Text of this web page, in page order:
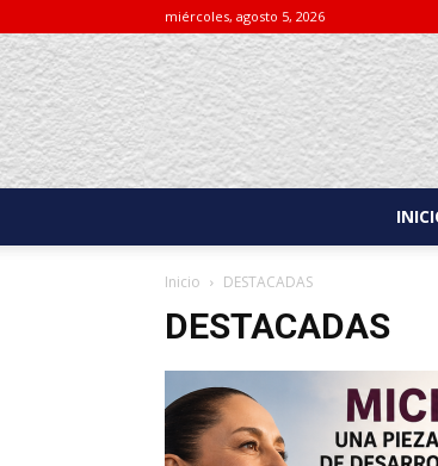
miércoles, agosto 5, 2026
Inicio DESTACADAS
DESTACADAS